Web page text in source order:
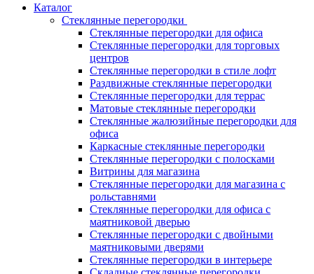
Каталог
Cтеклянные перегородки
Стеклянные перегородки для офиса
Стеклянные перегородки для торговых
центров
Стеклянные перегородки в стиле лофт
Раздвижные стеклянные перегородки
Стеклянные перегородки для террас
Матовые стеклянные перегородки
Стеклянные жалюзийные перегородки для
офиса
Каркасные стеклянные перегородки
Стеклянные перегородки с полосками
Витрины для магазина
Стеклянные перегородки для магазина с
рольставнями
Стеклянные перегородки для офиса с
маятниковой дверью
Стеклянные перегородки с двойными
маятниковыми дверями
Стеклянные перегородки в интерьере